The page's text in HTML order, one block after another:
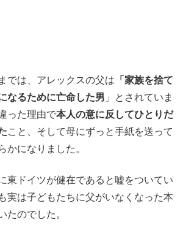
では、アレックスの父は 「家族を捨て
なるために亡命した男 」とされていま
った理由で本人の意に反してひとりだ
こと、そして母にずっと手紙を送って
かになりました。
東ドイツが健在であると嘘をついてい
実は子どもたちに父がいなくなった本
たのでした。